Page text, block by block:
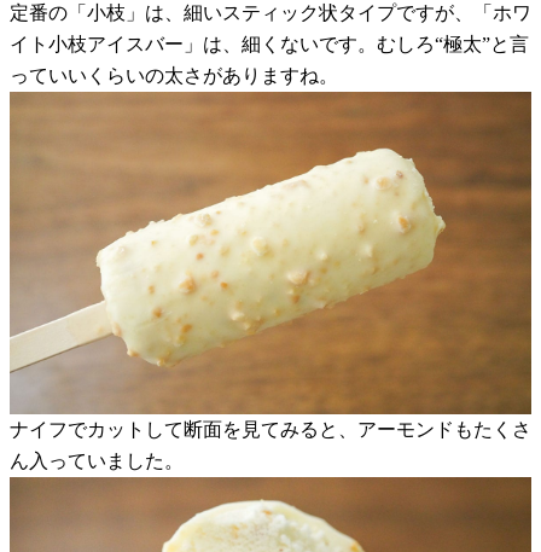
定番の「小枝」は、細いスティック状タイプですが、「ホワ
イト小枝アイスバー」は、細くないです。むしろ“極太”と言
っていいくらいの太さがありますね。
ナイフでカットして断面を見てみると、アーモンドもたくさ
ん入っていました。